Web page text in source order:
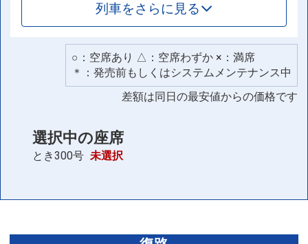
列車をさらに見る
○：空席あり △：空席わずか ×：満席
＊：発売前もしくはシステムメンテナンス中
差額は同日の最安値からの価格です
選択中の座席
とき300号 未選択